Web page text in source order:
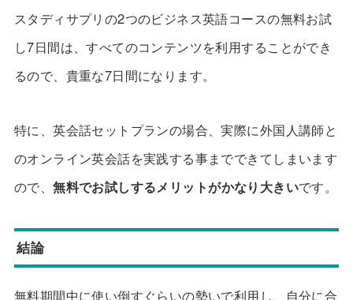
スタディサプリの2つのビジネス英語コースの無料お試
し7日間は、すべてのコンテンツを利用することができ
るので、貴重な7日間になります。
特に、英会話セットプランの場合、実際に外国人講師と
のオンライン英会話を実践する事までできてしまいます
ので、無料でお試しするメリットがかなり大きいです。
結論
無料期間中に使い倒すぐらいの勢いで利用し、自分に合